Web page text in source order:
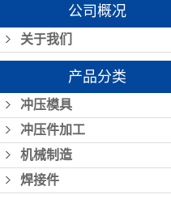
公司概况
关于我们
产品分类
冲压模具
冲压件加工
机械制造
焊接件